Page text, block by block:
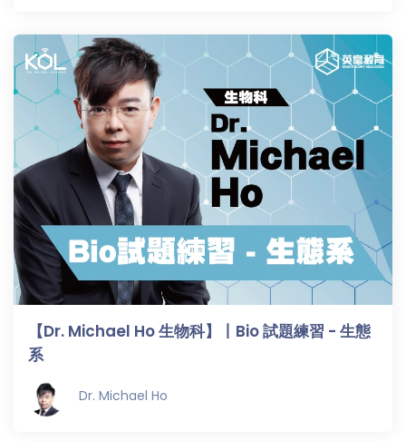
導
師
格
免費
(19)
收費
(81)
選
項
「同
合所
有標
的
優
惠
重
設
密
碼
登出
【Dr. Michael Ho 生物科】丨Bio 試題練習 - 生態
系
Dr. Michael Ho